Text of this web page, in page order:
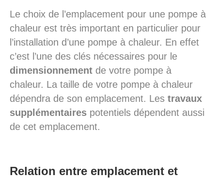
Le choix de l’emplacement pour une pompe à
chaleur est très important en particulier pour
l’installation d’une pompe à chaleur. En effet
c’est l’une des clés nécessaires pour le
dimensionnement de votre pompe à
chaleur. La taille de votre pompe à chaleur
dépendra de son emplacement. Les travaux
supplémentaires potentiels dépendent aussi
de cet emplacement.
Relation entre emplacement et